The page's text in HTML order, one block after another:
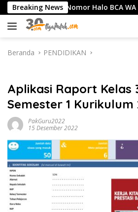
Langsung
ke
konten
Breaking News
Nomor Halo BCA WA Resmi 24
Beranda PENDIDIKAN
Aplikasi Raport Kelas
Semester 1 Kurikulum
PakGuru2022
15 Desember 2022